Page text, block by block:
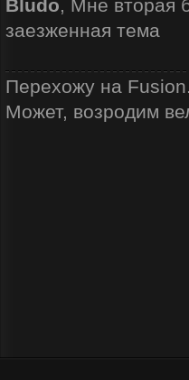
Bludo, Мне вторая
заезженная тема
Перехожу на
Может, возродим